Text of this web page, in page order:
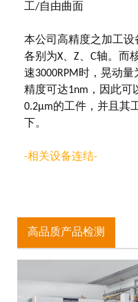
工/自由曲面
本公司高精度之加工设
各别为X、Z、C轴。而
速3000RPM时，晃动
精度可达1nm，因此可
0.2μm的工件，并且其
下。
-相关设备连结-
高品质产品检测